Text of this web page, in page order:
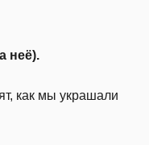
неё).
как мы украшали